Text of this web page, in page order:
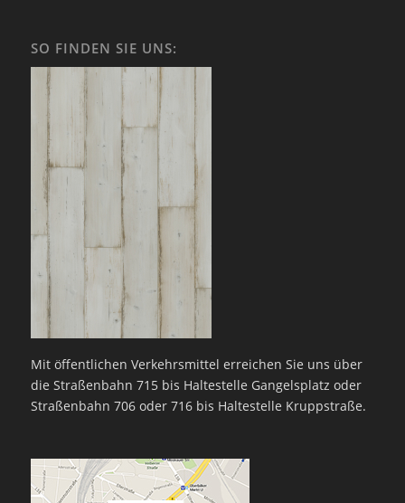
SO FINDEN SIE UNS:
Mit öffentlichen Verkehrsmittel erreichen Sie uns über
die Straßenbahn 715 bis Haltestelle Gangelsplatz oder
Straßenbahn 706 oder 716 bis Haltestelle Kruppstraße.